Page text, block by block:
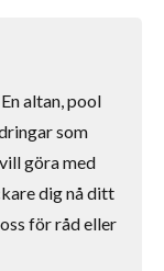
altan, pool
som
göra med
dig nå ditt
för råd eller